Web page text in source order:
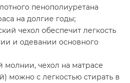
пенополиуретана
на долгие годы;
чехол обеспечит легкость
и одевании основного
молнии, чехол на матрасе
можно с легкостью стирать в